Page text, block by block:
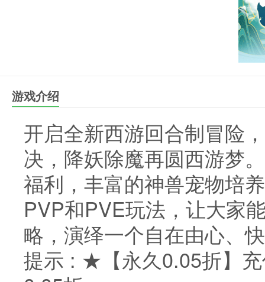
游戏介绍
开启全新西游回合制冒险
决，降妖除魔再圆西游梦
福利，丰富的神兽宠物培
PVP和PVE玩法，让大家
略，演绎一个自在由心、
提示 : ★【永久0.05折】